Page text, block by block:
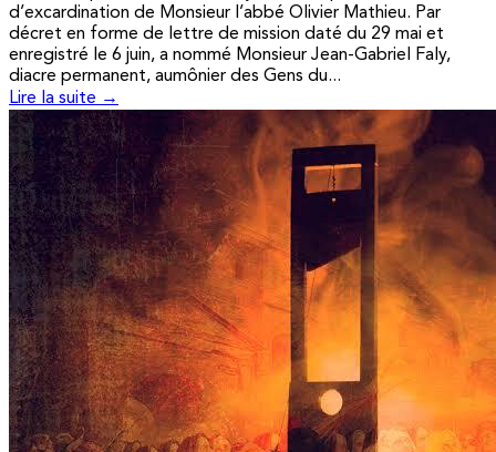
d’excardination de Monsieur l’abbé Olivier Mathieu. Par
décret en forme de lettre de mission daté du 29 mai et
enregistré le 6 juin, a nommé Monsieur Jean-Gabriel Faly,
diacre permanent, aumônier des Gens du...
Lire la suite →